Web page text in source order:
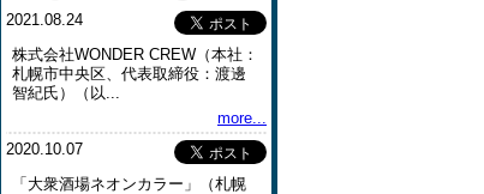
2021.08.24
株式会社WONDER CREW（本社：
札幌市中央区、代表取締役：渡邊
智紀氏）（以...
more...
2020.10.07
「大衆酒場ネオンカラー」（札幌